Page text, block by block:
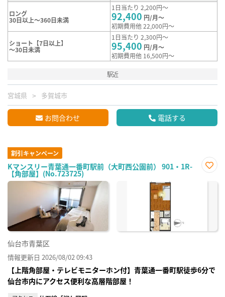
ロング
30日以上～360日未満
1日当たり 2,200円～
92,400 円/月～
初期費用他 22,000円～
ショート【7日以上】
～30日未満
1日当たり 2,300円～
95,400 円/月～
初期費用他 16,500円～
駅近
宮城県 多賀城市
お問合わせ 電話する
割引キャンペーン
Kマンスリー青葉通一番町駅前（大町西公園前） 901・1R-
【角部屋】(No.723725)
に入
仙台市青葉区
情報更新日 2026/08/02 09:43
【上階角部屋・テレビモニターホン付】青葉通一番町駅徒歩6分で
仙台市内にアクセス便利な高層階部屋！